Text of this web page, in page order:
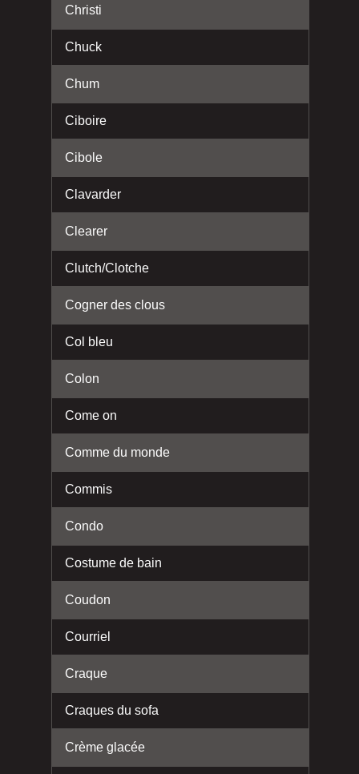
Christi
Chuck
Chum
Ciboire
Cibole
Clavarder
Clearer
Clutch/Clotche
Cogner des clous
Col bleu
Colon
Come on
Comme du monde
Commis
Condo
Costume de bain
Coudon
Courriel
Craque
Craques du sofa
Crème glacée